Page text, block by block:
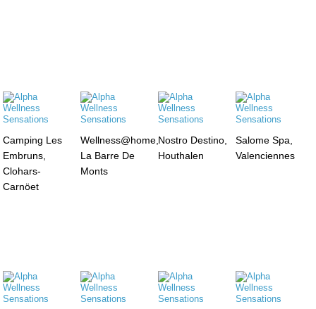
Camping Les
Embruns,
Clohars-
Carnöet
Wellness@home,
La Barre De
Monts
Nostro Destino,
Houthalen
Salome Spa,
Valenciennes